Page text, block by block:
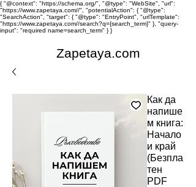
{ "@context": "https://schema.org/", "@type": "WebSite", "url":
"https://www.zapetaya.com//", "potentialAction": { "@type":
"SearchAction", "target": { "@type": "EntryPoint", "urlTemplate":
"https://www.zapetaya.com//search?q={search_term}" }, "query-
input": "required name=search_term" } }
Zapetaya.com
Как да
напише
м книга:
Начало
и край
(Безпла
тен
PDF